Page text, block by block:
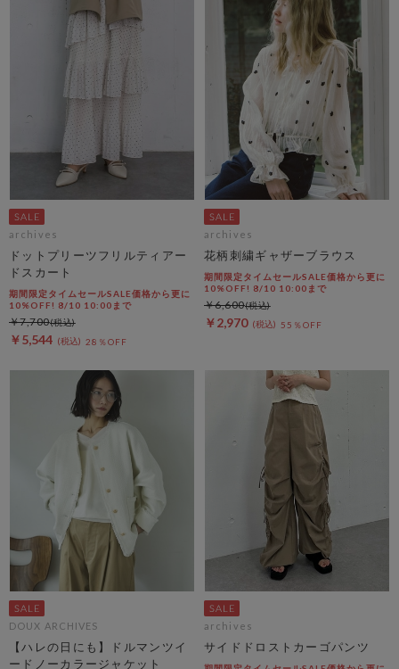
archives
ドットプリーツフリルティアー
ドスカート
期間限定タイムセールSALE価格から更に
10%OFF! 8/10 10:00まで
￥5,544 28％OFF
￥7,700
archives
花柄刺繍ギャザーブラウス
期間限定タイムセールSALE価格から更に
10%OFF! 8/10 10:00まで
￥2,970 55％OFF
￥6,600
DOUX ARCHIVES
【ハレの日にも】ドルマンツイ
ードノーカラージャケット
archives
サイドドロストカーゴパンツ